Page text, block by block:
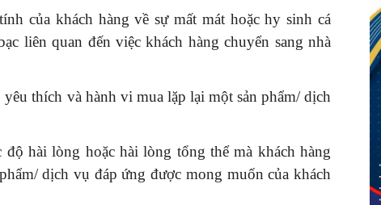
của khách hàng về sự mất mát hoặc hy sinh cá
liên quan đến việc khách hàng chuyển sang nhà
thích và hành vi mua lặp lại một sản phẩm/ dịch
độ hài lòng hoặc hài lòng tổng thể mà khách hàng
dịch vụ đáp ứng được mong muốn của khách